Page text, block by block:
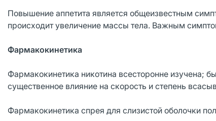
Повышение аппетита является общеизвестным
происходит увеличение массы тела. Важным
Фармакокинетика
Фармакокинетика никотина всесторонне изучена;
существенное влияние на скорость и степень
Фармакокинетика спрея для слизистой оболочки